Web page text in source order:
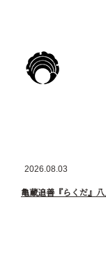
2026.08.03
亀蔵追善『らくだ』